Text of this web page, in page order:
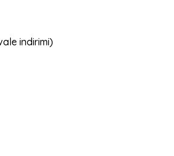
indirimi)